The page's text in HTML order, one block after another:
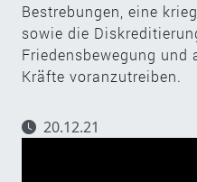
Bestrebungen, eine
sowie die
Friedensbewegung und
Kräfte voranzutreiben.
20.12.21